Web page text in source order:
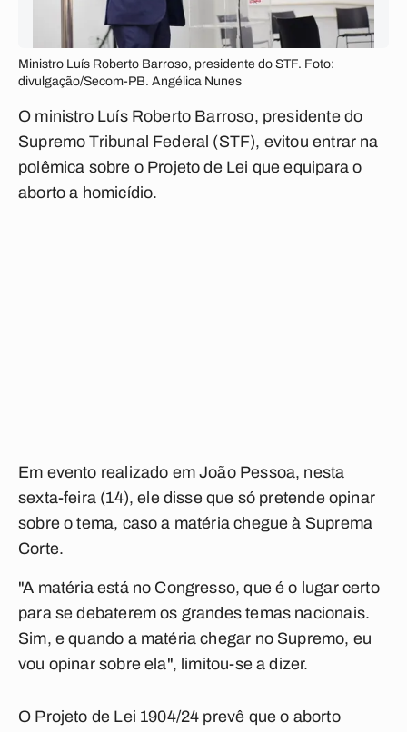
Ministro Luís Roberto Barroso, presidente do STF. Foto:
divulgação/Secom-PB. Angélica Nunes
O ministro Luís Roberto Barroso, presidente do
Supremo Tribunal Federal (STF), evitou entrar na
polêmica sobre o Projeto de Lei que equipara o
aborto a homicídio.
Em evento realizado em João Pessoa, nesta
sexta-feira (14), ele disse que só pretende opinar
sobre o tema, caso a matéria chegue à Suprema
Corte.
"A matéria está no Congresso, que é o lugar certo
para se debaterem os grandes temas nacionais.
Sim, e quando a matéria chegar no Supremo, eu
vou opinar sobre ela", limitou-se a dizer.
O Projeto de Lei 1904/24 prevê que o aborto